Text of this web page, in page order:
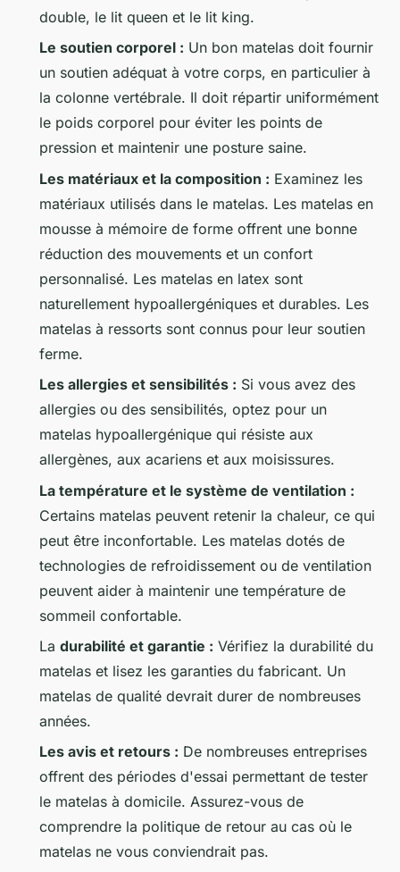
double, le lit queen et le lit king.
Le soutien corporel : Un bon matelas doit fournir
un soutien adéquat à votre corps, en particulier à
la colonne vertébrale. Il doit répartir uniformément
le poids corporel pour éviter les points de
pression et maintenir une posture saine.
Les matériaux et la composition : Examinez les
matériaux utilisés dans le matelas. Les matelas en
mousse à mémoire de forme offrent une bonne
réduction des mouvements et un confort
personnalisé. Les matelas en latex sont
naturellement hypoallergéniques et durables. Les
matelas à ressorts sont connus pour leur soutien
ferme.
Les allergies et sensibilités : Si vous avez des
allergies ou des sensibilités, optez pour un
matelas hypoallergénique qui résiste aux
allergènes, aux acariens et aux moisissures.
La température et le système de ventilation :
Certains matelas peuvent retenir la chaleur, ce qui
peut être inconfortable. Les matelas dotés de
technologies de refroidissement ou de ventilation
peuvent aider à maintenir une température de
sommeil confortable.
La durabilité et garantie : Vérifiez la durabilité du
matelas et lisez les garanties du fabricant. Un
matelas de qualité devrait durer de nombreuses
années.
Les avis et retours : De nombreuses entreprises
offrent des périodes d'essai permettant de tester
le matelas à domicile. Assurez-vous de
comprendre la politique de retour au cas où le
matelas ne vous conviendrait pas.